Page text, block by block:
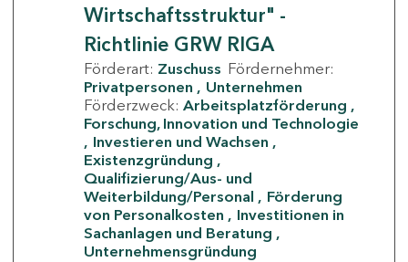
Wirtschaftsstruktur" -
Richtlinie GRW RIGA
Förderart: Zuschuss Fördernehmer:
Privatpersonen
Unternehmen
Förderzweck: Arbeitsplatzförderung
Forschung, Innovation und Technologie
Investieren und Wachsen
Existenzgründung
Qualifizierung/Aus- und
Weiterbildung/Personal
Förderung
von Personalkosten
Investitionen in
Sachanlagen und Beratung
Unternehmensgründung